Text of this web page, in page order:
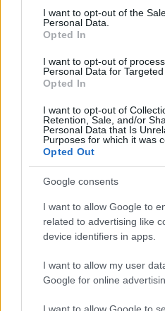
consent section.
I want to opt-out of the
Personal Data.
Opted In
I want to opt-out of
Personal Data for Targeted
Opted In
I want to opt-out of
Retention, Sale, and/or
Personal Data that Is
Purposes for which it was
Opted Out
Google consents
I want to allow Google to
related to advertising like
device identifiers in apps.
I want to allow my user
Google for online
I want to allow Google to
Σχόλια
Λυκαβηττό: Βρέθηκε
πτώμα σε σπηλιά κοντά
στο εκκλησάκι των Αγίων
από το σημείο